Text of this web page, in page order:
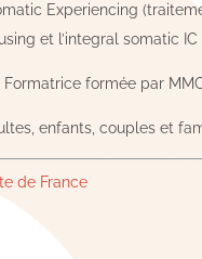
Experiencing
et l’integral somatic
Formatrice formée par
enfants, couples et
de France